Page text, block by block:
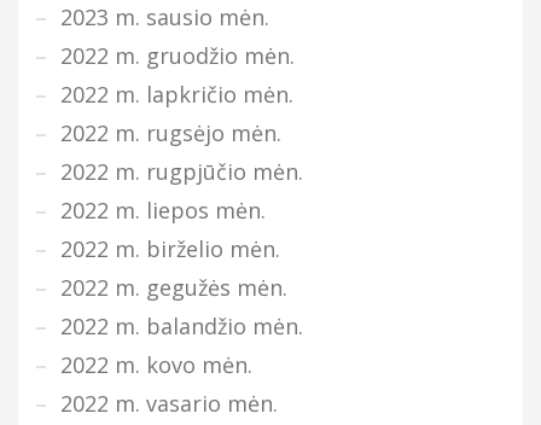
2023 m. sausio mėn.
2022 m. gruodžio mėn.
2022 m. lapkričio mėn.
2022 m. rugsėjo mėn.
2022 m. rugpjūčio mėn.
2022 m. liepos mėn.
2022 m. birželio mėn.
2022 m. gegužės mėn.
2022 m. balandžio mėn.
2022 m. kovo mėn.
2022 m. vasario mėn.